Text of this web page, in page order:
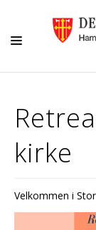
GRAVFERD/
KIRKELIGE
BARN OG UNGE
kirke
Velkommen i